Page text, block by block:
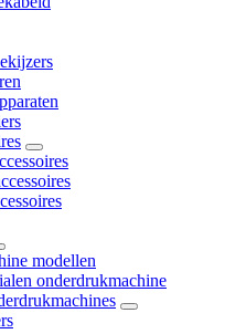
modellen
onderdrukmachine